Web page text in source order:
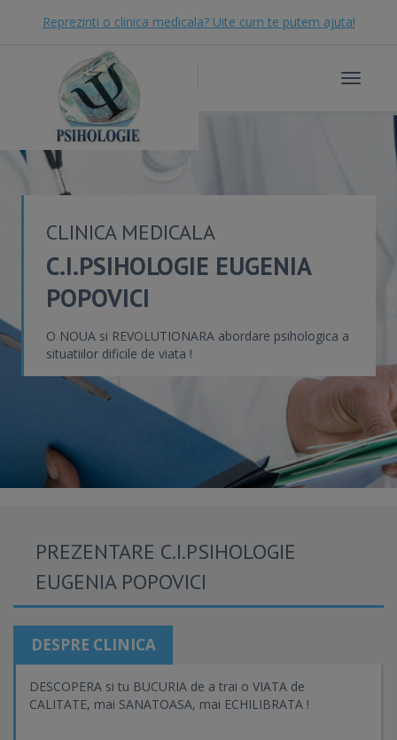
Reprezinti o clinica medicala? Uite cum te putem ajuta!
Toggle
CLINICA MEDICALA
C.I.PSIHOLOGIE EUGENIA
POPOVICI
O NOUA si REVOLUTIONARA abordare psihologica a
situatiilor dificile de viata !
PREZENTARE C.I.PSIHOLOGIE
EUGENIA POPOVICI
DESPRE CLINICA
DESCOPERA si tu BUCURIA de a trai o VIATA de
CALITATE, mai SANATOASA, mai ECHILIBRATA !